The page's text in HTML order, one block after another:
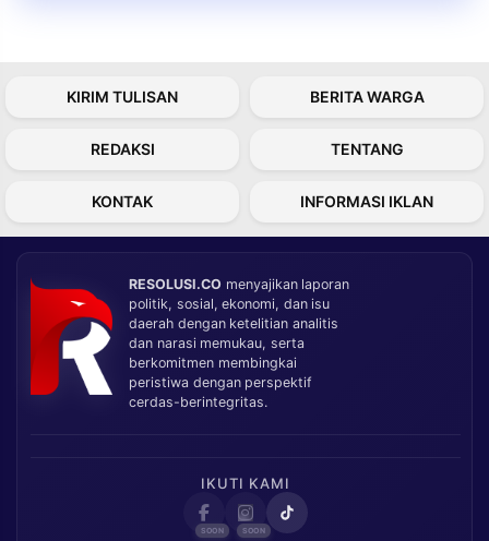
KIRIM TULISAN BERITA WARGA
REDAKSI TENTANG
KONTAK INFORMASI IKLAN
RESOLUSI.CO menyajikan laporan
politik, sosial, ekonomi, dan isu
daerah dengan ketelitian analitis
dan narasi memukau, serta
berkomitmen membingkai
peristiwa dengan perspektif
cerdas-berintegritas.
IKUTI KAMI